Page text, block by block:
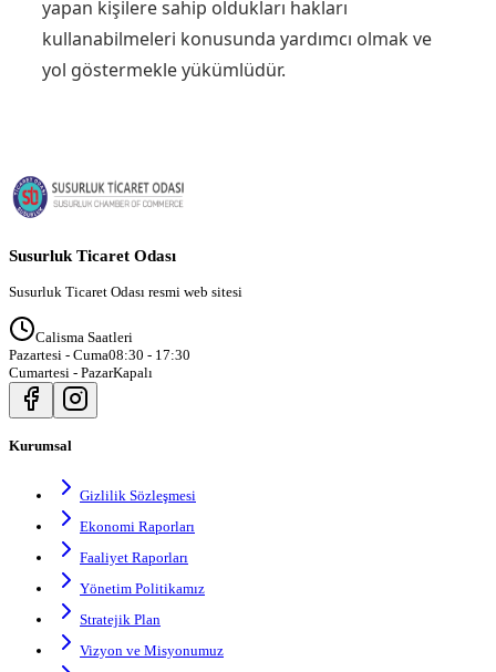
yapan kişilere sahip oldukları hakları
kullanabilmeleri konusunda yardımcı olmak ve
yol göstermekle yükümlüdür.
Susurluk Ticaret Odası
Susurluk Ticaret Odası resmi web sitesi
Calisma Saatleri
Pazartesi - Cuma08:30 - 17:30
Cumartesi - PazarKapalı
Kurumsal
Gizlilik Sözleşmesi
Ekonomi Raporları
Faaliyet Raporları
Yönetim Politikamız
Stratejik Plan
Vizyon ve Misyonumuz